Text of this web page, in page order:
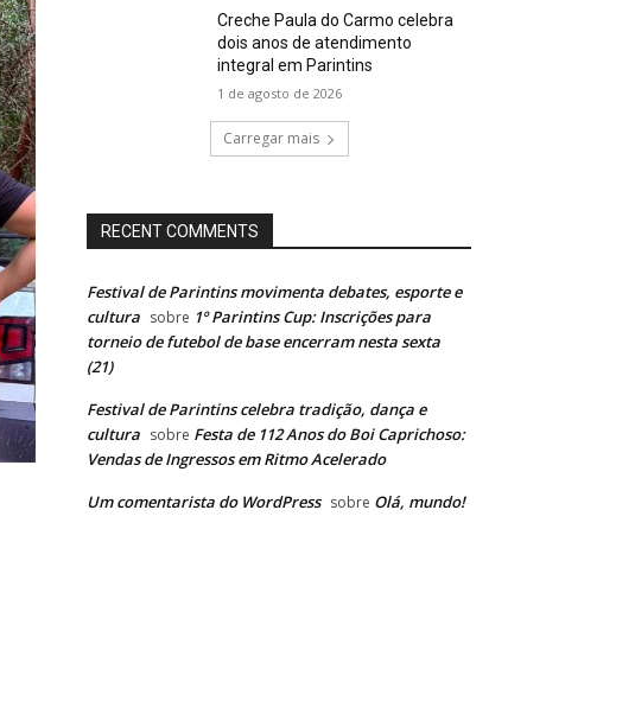
Creche Paula do Carmo celebra
dois anos de atendimento
integral em Parintins
1 de agosto de 2026
Carregar mais
RECENT COMMENTS
Festival de Parintins movimenta debates, esporte e
cultura sobre 1º Parintins Cup: Inscrições para
torneio de futebol de base encerram nesta sexta
(21)
Festival de Parintins celebra tradição, dança e
cultura sobre Festa de 112 Anos do Boi Caprichoso:
Vendas de Ingressos em Ritmo Acelerado
Um comentarista do WordPress sobre Olá, mundo!